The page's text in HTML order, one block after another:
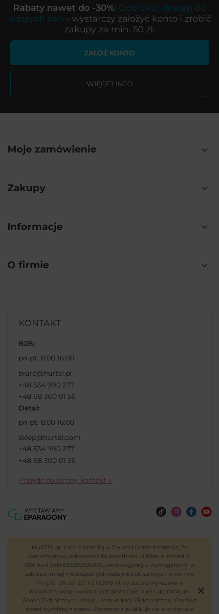
Rabaty nawet do -30%! Odblokuj dostęp do
niższych cen - wystarczy założyć konto i zrobić
zakupy za min. 50 zł.
ZAŁÓŻ KONTO
WIĘCEJ INFO
Moje zamówienie
Zakupy
Informacje
O firmie
KONTAKT
B2B:
pn-pt, 8:00 16:00
biuro@hurtel.pl
+48 534 990 277
+48 68 300 01 56
Detal:
pn-pt, 8:00 16:00
sklep@hurtel.com
+48 534 990 277
+48 68 300 01 56
Przejdź do strony kontakt »
HURTEL sp. z o.o. z siedzibą w Zielonej Górze informuje, że
samochodowy odtwarzacz Bluetooth marki Baseus, model S-
09A, kod EAN 6932172626976, jest niezgodny z wymaganiami w
zakresie emisji niepożądanych nadajnika określonych w normie
PN-ETSI EN 301 357 V2.1.1:2018-01, co zostało wykazane w
badaniach przeprowadzonych przez Centralne Laboratorium
Badań Technicznych Urzędu Komunikacji Elektronicznej. Produkt
został wycofany z obrotu. Ogłoszenie publikuje się w związku z